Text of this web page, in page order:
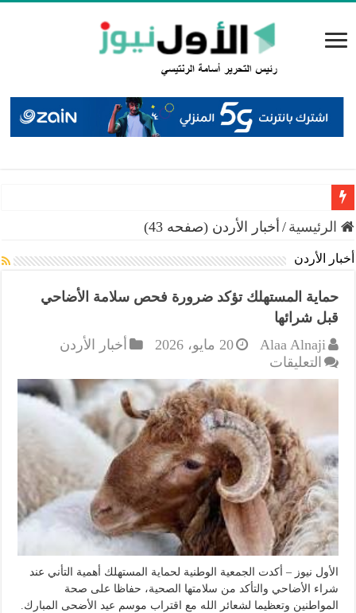
سميرات: افتتاح “منصة الشمال” يجسد التزام الوزارة
الرئيسية / أخبار الأردن (صفحه 43)
أخبار الأردن
حماية المستهلك تؤكد ضرورة فحص سلامة الأضاحي
قبل شرائها
Alaa Alnaji
20 مايو، 2026
أخبار الأردن
التعليقات
حماية
المستهلك
تؤكد
ضرورة
فحص
سلامة
الأضاحي
قبل
شرائها
مغلقة
الأول نيوز – أكدت الجمعية الوطنية لحماية المستهلك أهمية التأني عند
شراء الأضاحي والتأكد من سلامتها الصحية، حفاظا على صحة
المواطنين وتعظيما لشعائر الله مع اقتراب موسم عيد الأضحى المبارك.